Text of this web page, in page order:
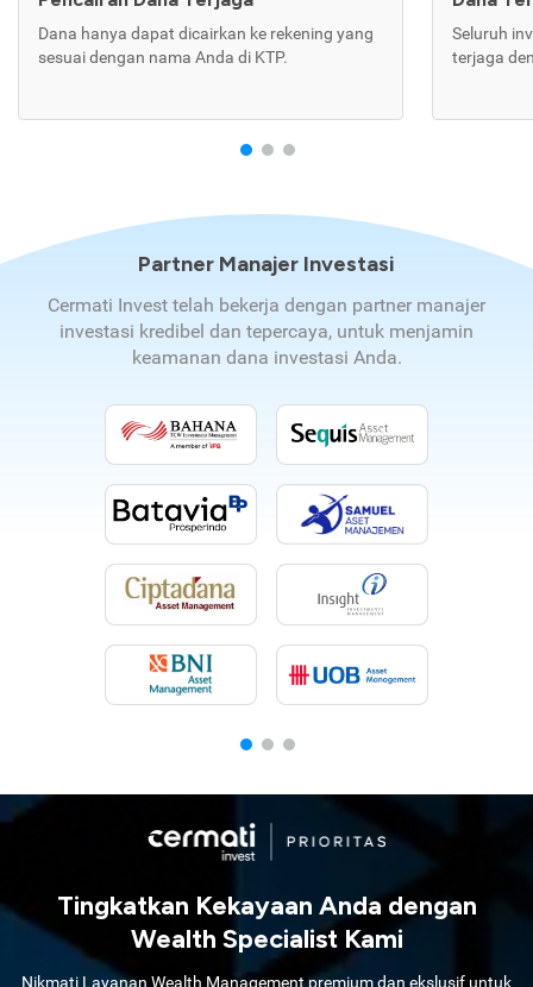
Dana hanya dapat dicairkan ke rekening yang
sesuai dengan nama Anda di KTP.
Seluruh
terjaga
Partner Manajer Investasi
Cermati Invest telah bekerja dengan partner manajer
investasi kredibel dan tepercaya, untuk menjamin
keamanan dana investasi Anda.
Tingkatkan Kekayaan Anda dengan
Wealth Specialist Kami
Nikmati Layanan Wealth Management premium dan ekslusif untuk